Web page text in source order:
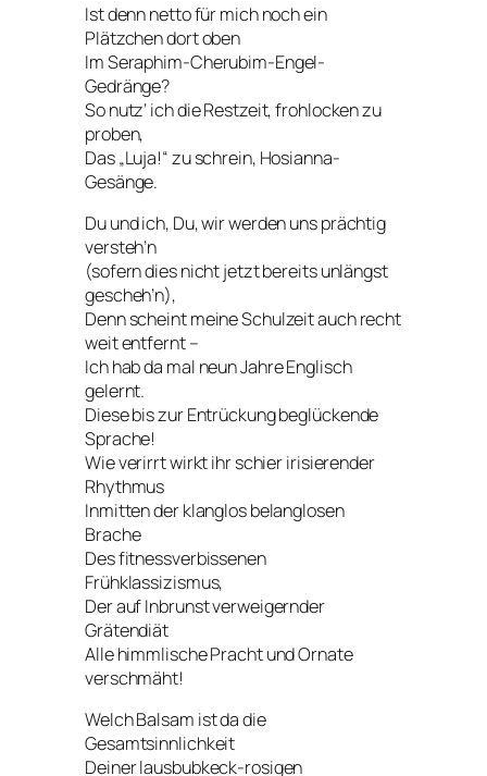
Ist denn netto für mich noch ein
Plätzchen dort oben
Im Seraphim-Cherubim-Engel-
Gedränge?
So nutz‘ ich die Restzeit, frohlocken zu
proben,
Das „Luja!“ zu schrein, Hosianna-
Gesänge.
Du und ich, Du, wir werden uns prächtig
versteh’n
(sofern dies nicht jetzt bereits unlängst
gescheh’n),
Denn scheint meine Schulzeit auch recht
weit entfernt –
Ich hab da mal neun Jahre Englisch
gelernt.
Diese bis zur Entrückung beglückende
Sprache!
Wie verirrt wirkt ihr schier irisierender
Rhythmus
Inmitten der klanglos belanglosen
Brache
Des fitnessverbissenen
Frühklassizismus,
Der auf Inbrunst verweigernder
Grätendiät
Alle himmlische Pracht und Ornate
verschmäht!
Welch Balsam ist da die
Gesamtsinnlichkeit
Deiner lausbubkeck-rosigen